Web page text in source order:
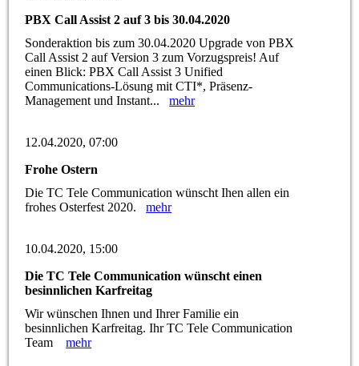
PBX Call Assist 2 auf 3 bis 30.04.2020
Sonderaktion bis zum 30.04.2020 Upgrade von PBX
Call Assist 2 auf Version 3 zum Vorzugspreis! Auf
einen Blick: PBX Call Assist 3 Unified
Communications-Lösung mit CTI*, Präsenz-
Management und Instant...mehr
12.04.2020, 07:00
Frohe Ostern
Die TC Tele Communication wünscht Ihen allen ein
frohes Osterfest 2020.mehr
10.04.2020, 15:00
Die TC Tele Communication wünscht einen
besinnlichen Karfreitag
Wir wünschen Ihnen und Ihrer Familie ein
besinnlichen Karfreitag. Ihr TC Tele Communication
Teammehr